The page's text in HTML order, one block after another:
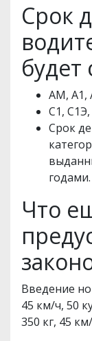
Срок
будет
АМ, А1,
С1,
Срок
годами.
Что
Введение
45 км/ч, 50
350 кг, 45